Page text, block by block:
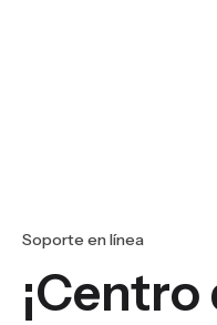
Soporte en línea